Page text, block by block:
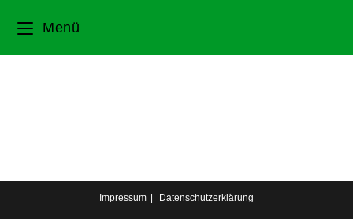
Menü
Impressum Datenschutzerklärung